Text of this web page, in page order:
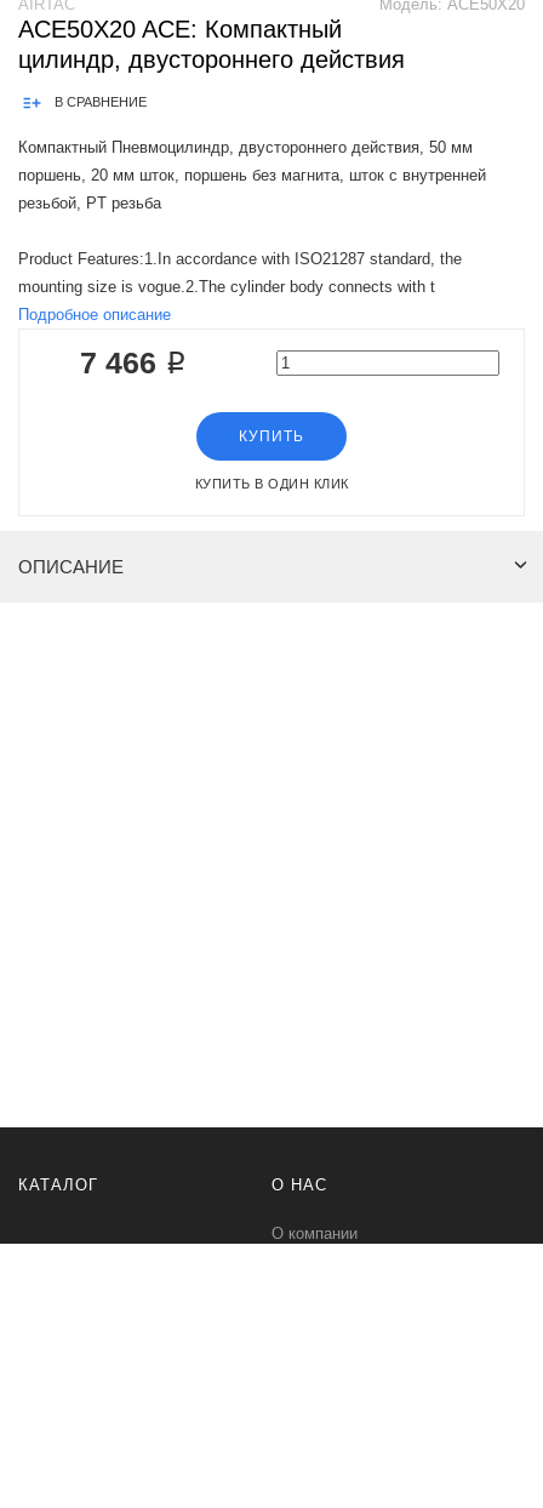
Модель: ACE50X20
AIRTAC
ACE50X20 ACE: Компактный
цилиндр, двустороннего действия
В СРАВНЕНИЕ
Компактный Пневмоцилиндр, двустороннего действия, 50 мм
поршень, 20 мм шток, поршень без магнита, шток с внутренней
резьбой, PT резьба
Product Features:1.In accordance with ISO21287 standard, the
mounting size is vogue.2.The cylinder body connects with t
Подробное описание
7 466 ₽
КУПИТЬ
КУПИТЬ В ОДИН КЛИК
ОПИСАНИЕ
КАТАЛОГ О НАС
О компании